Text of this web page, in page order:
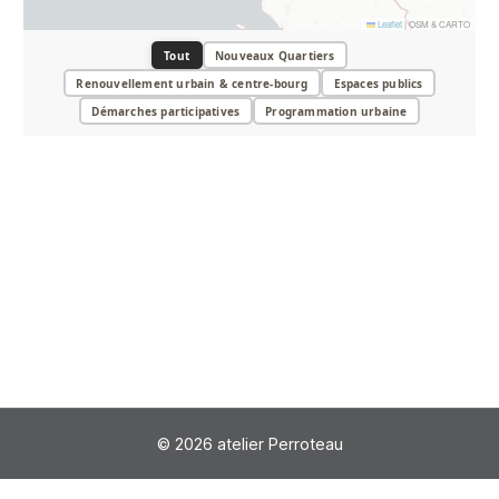
Leaflet |OSM & CARTO
Tout
Nouveaux Quartiers
Renouvellement urbain & centre-bourg
Espaces publics
Démarches participatives
Programmation urbaine
© 2026 atelier Perroteau